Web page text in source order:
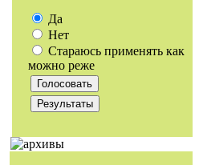
Да
Нет
Стараюсь применять как
можно реже